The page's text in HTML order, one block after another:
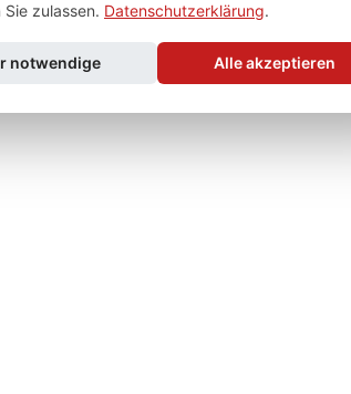
zulassen. Datenschutzerklärung.
notwendige Alle akzeptieren